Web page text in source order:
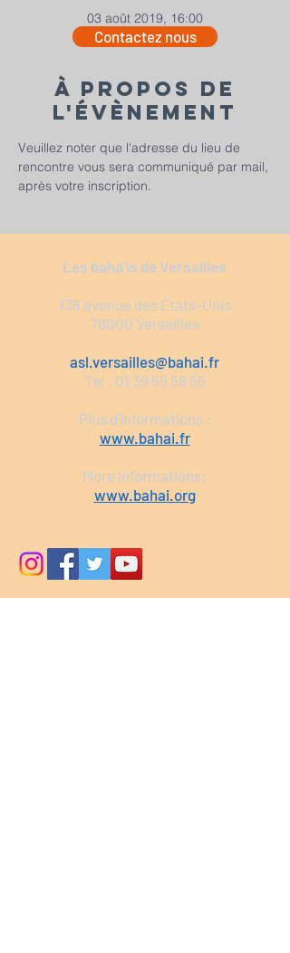
03 août 2019, 16:00
78000 Versailles
À propos de
l'évènement
Veuillez noter que l'adresse du lieu de
rencontre vous sera communiqué par mail,
après votre inscription.
Contactez nous
Les bahá’ís de Versailles
136 avenue des États-Unis
78000 Versailles
asl.versailles@bahai.fr
Tel : 01 39 55 58 56
Plus d'informations :
www.bahai.fr
More informations:
www.bahai.org